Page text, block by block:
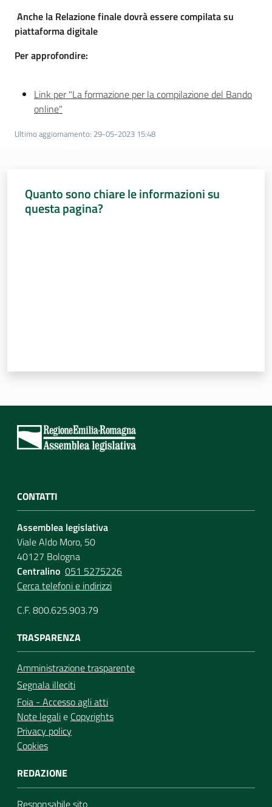
Anche la Relazione finale dovrà essere compilata su
piattaforma digitale
Per approfondire:
Link per "La formazione per la compilazione del Bando
online"
Ultimo aggiornamento: 29-05-2023 15:48
Quanto sono chiare le informazioni su
questa pagina?
CONTATTI
Assemblea legislativa
Viale Aldo Moro, 50
40127 Bologna
Centralino 051 5275226
Cerca telefoni e indirizzi
C.F. 800.625.903.79
TRASPARENZA
Amministrazione trasparente
Segnala illeciti
Foia - Accesso agli atti
Note legalie Copyrights
Privacy policy
Cookies
REDAZIONE
Responsabile sito